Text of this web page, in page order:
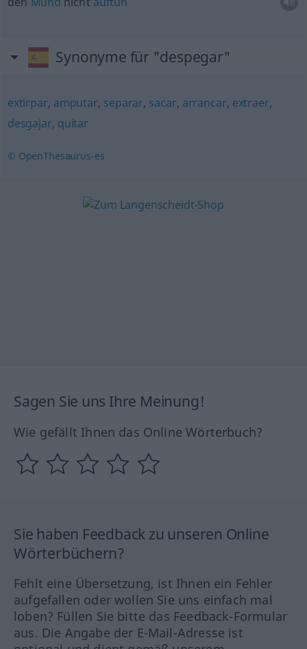
Synonyme für "despegar"
extirpar, amputar, separar, sacar, arrancar, extraer,
desgajar, quitar
© OpenThesaurus-es
Sagen Sie uns Ihre Meinung!
Wie gefällt Ihnen das Online Wörterbuch?
Sie haben Feedback zu unseren Online
Wörterbüchern?
Fehlt eine Übersetzung, ist Ihnen ein Fehler
aufgefallen oder wollen Sie uns einfach mal
loben? Füllen Sie bitte das Feedback-Formular
aus. Die Angabe der E-Mail-Adresse ist